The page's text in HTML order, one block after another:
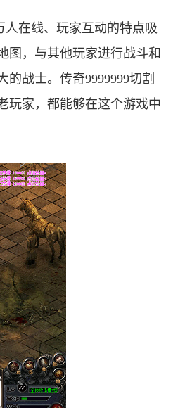
人在线、玩家互动的特点吸
图，与其他玩家进行战斗和
战士。传奇9999999切割
玩家，都能够在这个游戏中